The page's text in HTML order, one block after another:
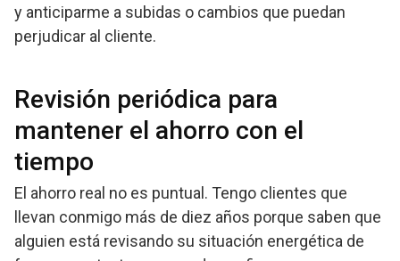
y anticiparme a subidas o cambios que puedan
perjudicar al cliente.
Revisión periódica para
mantener el ahorro con el
tiempo
El ahorro real no es puntual. Tengo clientes que
llevan conmigo más de diez años porque saben que
alguien está revisando su situación energética de